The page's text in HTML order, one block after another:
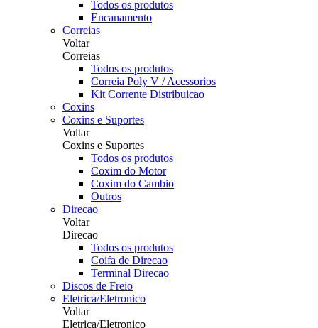
Todos os produtos
Encanamento
Correias
Voltar
Correias
Todos os produtos
Correia Poly V / Acessorios
Kit Corrente Distribuicao
Coxins
Coxins e Suportes
Voltar
Coxins e Suportes
Todos os produtos
Coxim do Motor
Coxim do Cambio
Outros
Direcao
Voltar
Direcao
Todos os produtos
Coifa de Direcao
Terminal Direcao
Discos de Freio
Eletrica/Eletronico
Voltar
Eletrica/Eletronico